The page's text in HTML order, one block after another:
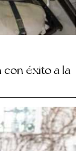
con éxito a la